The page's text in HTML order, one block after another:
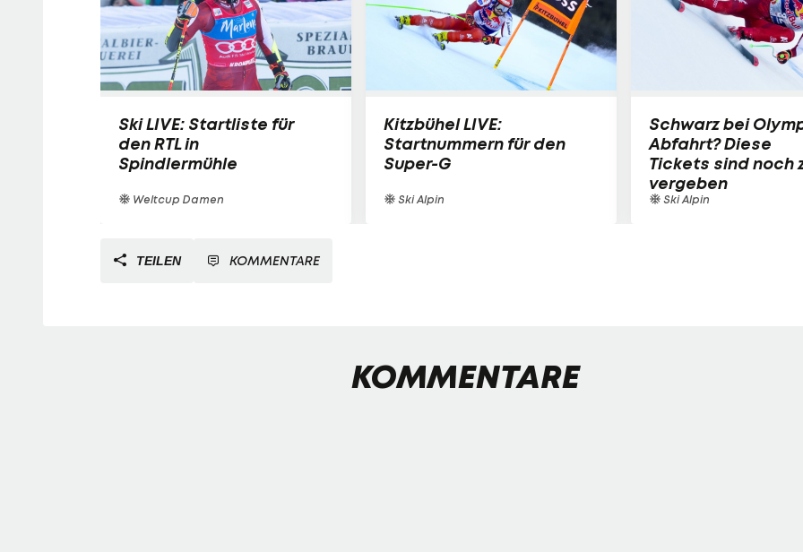
Ski LIVE: Startliste für
den RTL in
Spindlermühle
Weltcup Damen
Kitzbühel LIVE:
Startnummern für den
Super-G
Ski Alpin
Schwarz bei
Abfahrt? Diese
Tickets sind noch
vergeben
Ski Alpin
TEILEN KOMMENTARE
KOMMENTARE